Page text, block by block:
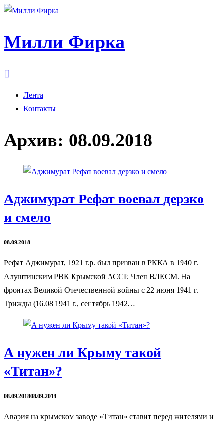
Милли Фирка
Лента
Контакты
Архив: 08.09.2018
Аджимурат Рефат воевал дерзко
и смело
08.09.2018
Рефат Аджимурат, 1921 г.р. был призван в РККА в 1940 г.
Алуштинским РВК Крымской АССР. Член ВЛКСМ. На
фронтах Великой Отечественной войны с 22 июня 1941 г.
Трижды (16.08.1941 г., сентябрь 1942…
А нужен ли Крыму такой
«Титан»?
08.09.201808.09.2018
Авария на крымском заводе «Титан» ставит перед жителями и